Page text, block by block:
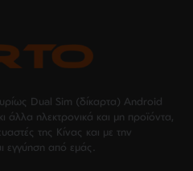
Dual Sim (δίκαρτα) Android
ηλεκτρονικά και μη προϊόντα,
της Κίνας και με την
εγγύηση από εμάς.